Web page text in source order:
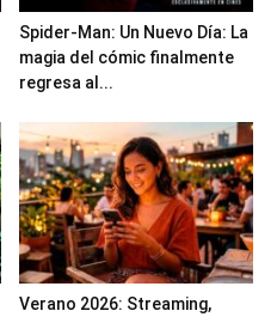
Spider-Man: Un Nuevo Día: La
magia del cómic finalmente
regresa al...
Verano 2026: Streaming,